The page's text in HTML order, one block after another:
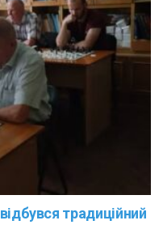
традиційний